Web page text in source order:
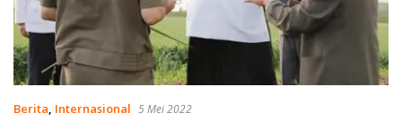
Berita, Internasional 5 Mei 2022